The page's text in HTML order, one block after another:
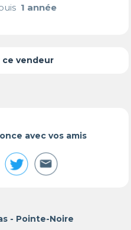
1 année
vendeur
avec vos amis
- Pointe-Noire